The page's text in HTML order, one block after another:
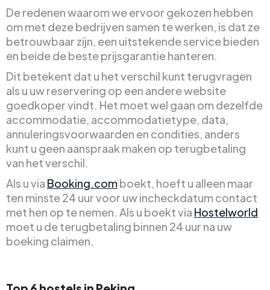
De redenen waarom we ervoor gekozen hebben
om met deze bedrijven samen te werken, is dat ze
betrouwbaar zijn, een uitstekende service bieden
en beide de beste prijsgarantie hanteren.
Dit betekent dat u het verschil kunt terugvragen
als u uw reservering op een andere website
goedkoper vindt. Het moet wel gaan om dezelfde
accommodatie, accommodatietype, data,
annuleringsvoorwaarden en condities, anders
kunt u geen aanspraak maken op terugbetaling
van het verschil.
Als u via Booking.comboekt, hoeft u alleen maar
ten minste 24 uur voor uw incheckdatum contact
met hen op te nemen. Als u boekt via Hostelworld
moet u de terugbetaling binnen 24 uur na uw
boeking claimen.